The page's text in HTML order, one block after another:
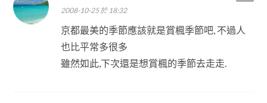
2008-10-25 於 18:32
京都最美的季節應該就是賞楓季節吧, 不過人
也比平常多很多
雖然如此,下次還是想賞楓的季節去走走.